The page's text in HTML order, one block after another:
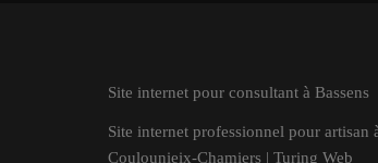
Site internet pour consultant à Bassens
Site internet professionnel pour artisan
Coulounieix-Chamiers | Turing Web